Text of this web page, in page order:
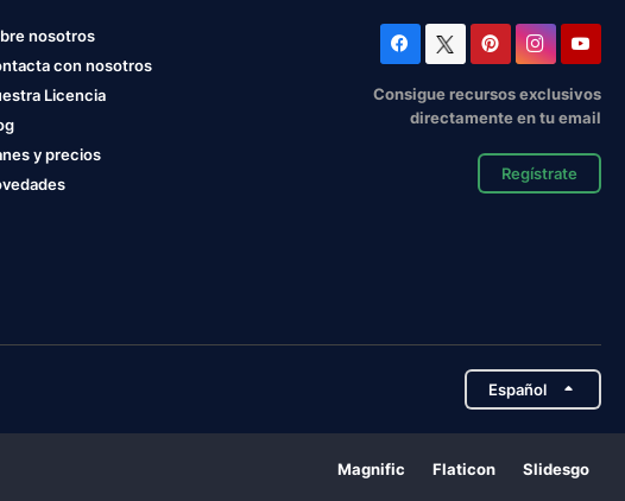
nosotros
con nosotros
Licencia
y precios
Consigue recursos exclusivos
directamente en tu email
Regístrate
Español
Magnific Flaticon Slidesgo